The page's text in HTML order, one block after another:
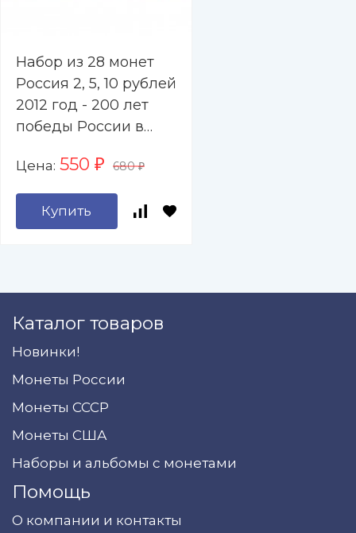
Набор из 28 монет
Россия 2, 5, 10 рублей
2012 год - 200 лет
победы России в
Цена: 550 ₽ 680₽
Купить
Каталог товаров
Новинки!
Монеты России
Монеты СССР
Монеты США
Наборы и альбомы с монетами
Помощь
О компании и контакты